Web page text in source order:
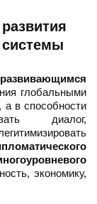
глобальными
в способности
диалог,
экономику,